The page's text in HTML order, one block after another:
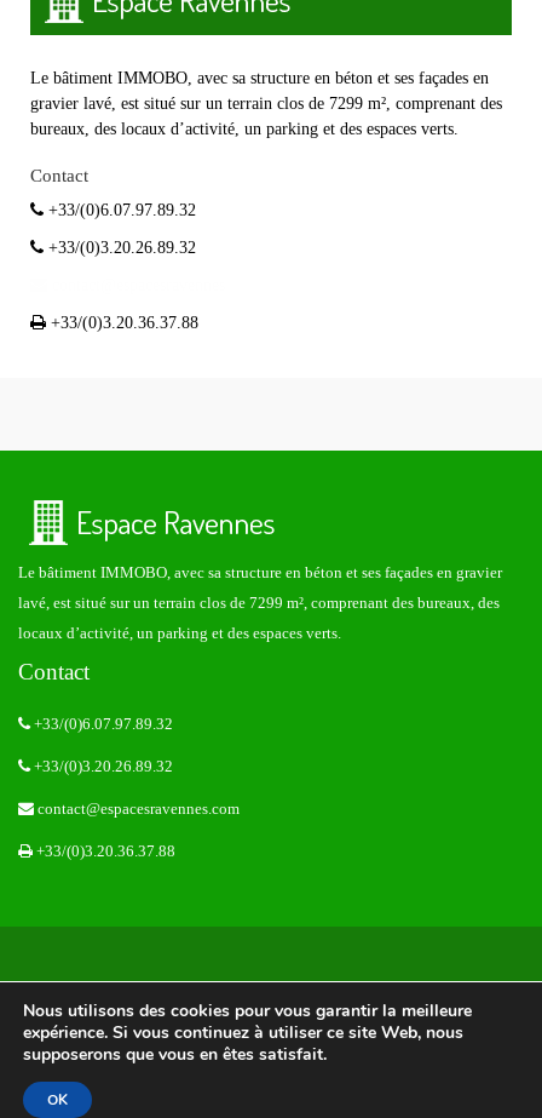
Le bâtiment IMMOBO, avec sa structure en béton et ses façades en
gravier lavé, est situé sur un terrain clos de 7299 m², comprenant des
bureaux, des locaux d’activité, un parking et des espaces verts.
Contact
+33/(0)6.07.97.89.32
+33/(0)3.20.26.89.32
+33/(0)3.20.36.37.88
Le bâtiment IMMOBO, avec sa structure en béton et ses façades en gravier
lavé, est situé sur un terrain clos de 7299 m², comprenant des bureaux, des
locaux d’activité, un parking et des espaces verts.
Contact
+33/(0)6.07.97.89.32
+33/(0)3.20.26.89.32
contact@espacesravennes.com
+33/(0)3.20.36.37.88
Nous utilisons des cookies pour vous garantir la meilleure
expérience. Si vous continuez à utiliser ce site Web, nous
supposerons que vous en êtes satisfait.
OK